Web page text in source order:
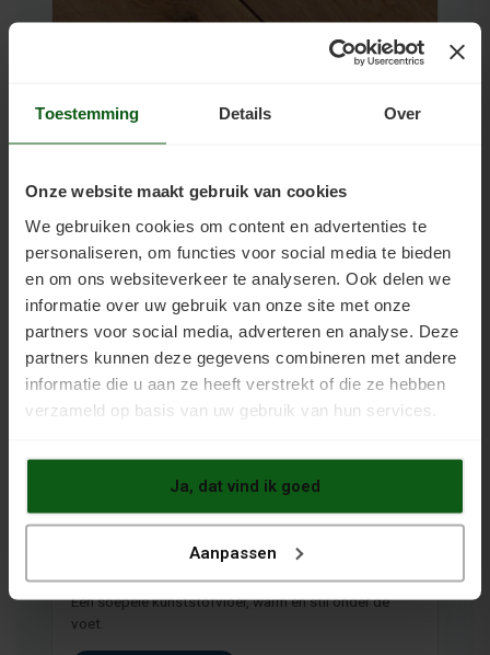
Toestemming Details Over
Onze website maakt gebruik van cookies
We gebruiken cookies om content en advertenties te
personaliseren, om functies voor social media te bieden
en om ons websiteverkeer te analyseren. Ook delen we
informatie over uw gebruik van onze site met onze
partners voor social media, adverteren en analyse. Deze
partners kunnen deze gegevens combineren met andere
informatie die u aan ze heeft verstrekt of die ze hebben
verzameld op basis van uw gebruik van hun services.
Ja, dat vind ik goed
Aanpassen
hout. Egaal en gelijkmatig.
Laminaat verven →
Kunststof & zeil
Soepele kunststof- en zeilvloeren.
Een soepele kunststofvloer, warm en stil onder de
voet.